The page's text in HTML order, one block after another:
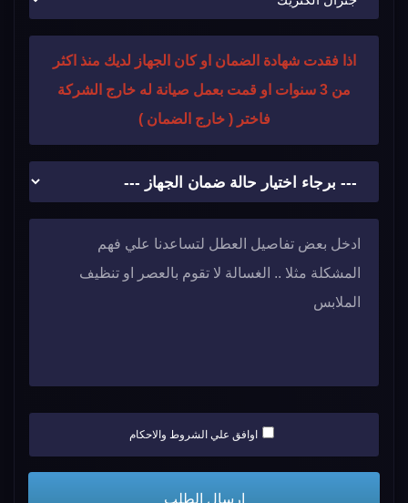
اذا فقدت شهادة الضمان او كان الجهاز لديك منذ اكثر
من 3 سنوات او قمت بعمل صيانة له خارج الشركة
فاختر ( خارج الضمان )
اوافق علي الشروط والاحكام